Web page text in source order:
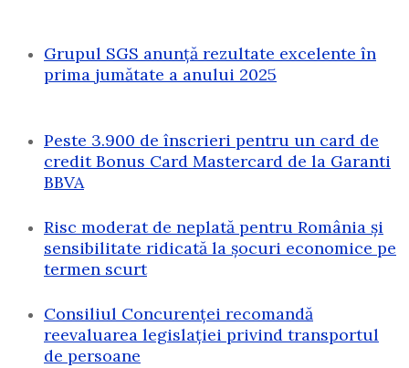
Grupul SGS anunță rezultate excelente în
prima jumătate a anului 2025
Peste 3.900 de înscrieri pentru un card de
credit Bonus Card Mastercard de la Garanti
BBVA
Risc moderat de neplată pentru România și
sensibilitate ridicată la șocuri economice pe
termen scurt
Consiliul Concurenței recomandă
reevaluarea legislației privind transportul
de persoane